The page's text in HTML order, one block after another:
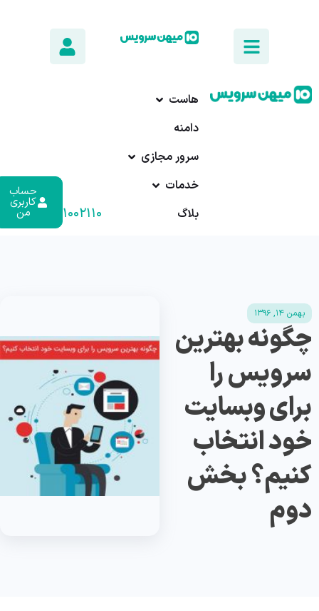
هاست
دامنه
سرور مجازی
خدمات
بلاگ
۰۱۷-۹۱۰۰۲۱۱۰
حساب
کاربری
من
بهمن ۱۴, ۱۳۹۶
چگونه بهترین
سرویس را
برای وبسایت
خود انتخاب
کنیم؟ بخش
دوم